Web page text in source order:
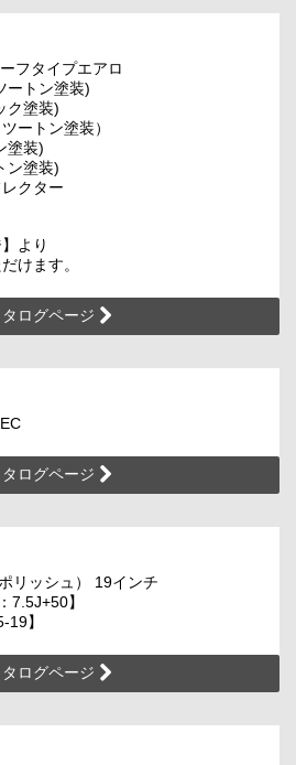
フタイプエアロ
ートン塗装)
ク塗装)
ートン塗装）
塗装)
ン塗装)
クター
より
けます。
タログページ
タログページ
リッシュ） 19インチ
7.5J+50】
19】
タログページ